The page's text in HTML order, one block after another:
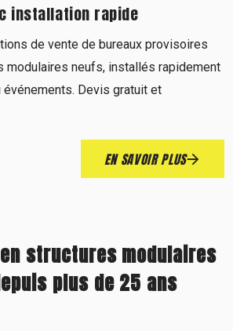
installation rapide
de vente de bureaux provisoires
modulaires neufs, installés rapidement
Devis gratuit et
EN SAVOIR PLUS
structures modulaires
plus de 25 ans